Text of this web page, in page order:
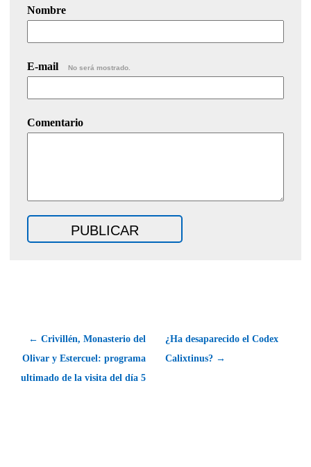
Nombre
E-mail No será mostrado.
Comentario
← Crivillén, Monasterio del
Olivar y Estercuel: programa
ultimado de la visita del día 5
¿Ha desaparecido el Codex
Calixtinus? →